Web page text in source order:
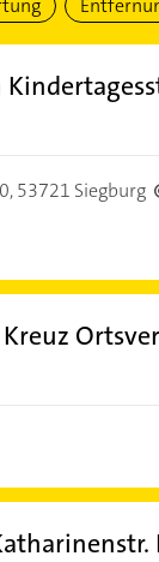
53721 Siegburg